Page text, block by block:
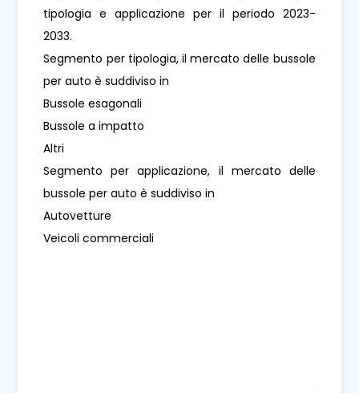
tipologia e applicazione per il periodo 2023-
2033.
Segmento per tipologia, il mercato delle bussole
per auto è suddiviso in
Bussole esagonali
Bussole a impatto
Altri
Segmento per applicazione, il mercato delle
bussole per auto è suddiviso in
Autovetture
Veicoli commerciali